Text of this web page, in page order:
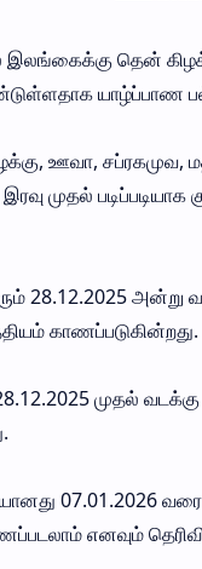
இலங்கைக்கு தென்
யாழ்ப்பாண
ஊவா, சப்ரகமுவ,
முதல்
28.12.2025 அன்று
காணப்படுகின்றது.
முதல்
07.01.2026
எனவும்